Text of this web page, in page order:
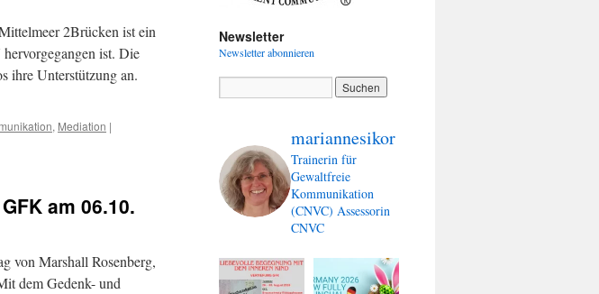
2Brücken ist ein
ist. Die
ihre Unterstützung an.
, Mediation |
am 06.10.
von Marshall Rosenberg,
dem Gedenk- und
Newsletter
Newsletter abonnieren
mariannesikor
Trainerin für
Gewaltfreie
Kommunikation
(CNVC) Assessorin
CNVC